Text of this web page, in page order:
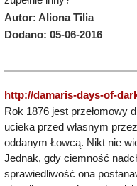
Autor: Aliona Tilia
Dodano: 05-06-2016
http://damaris-days-of-
Rok 1876 jest przełomowy
ucieka przed własnym
oddanym Łowcą. Nikt nie
Jednak, gdy ciemność
sprawiedliwość ona